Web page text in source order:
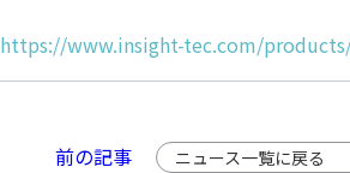
https://www.insight-tec.com/
前の記事 ニュース一覧に戻る